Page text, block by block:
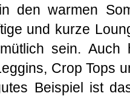
den warmen
und kurze
sein. Auch
Crop Tops
Beispiel ist